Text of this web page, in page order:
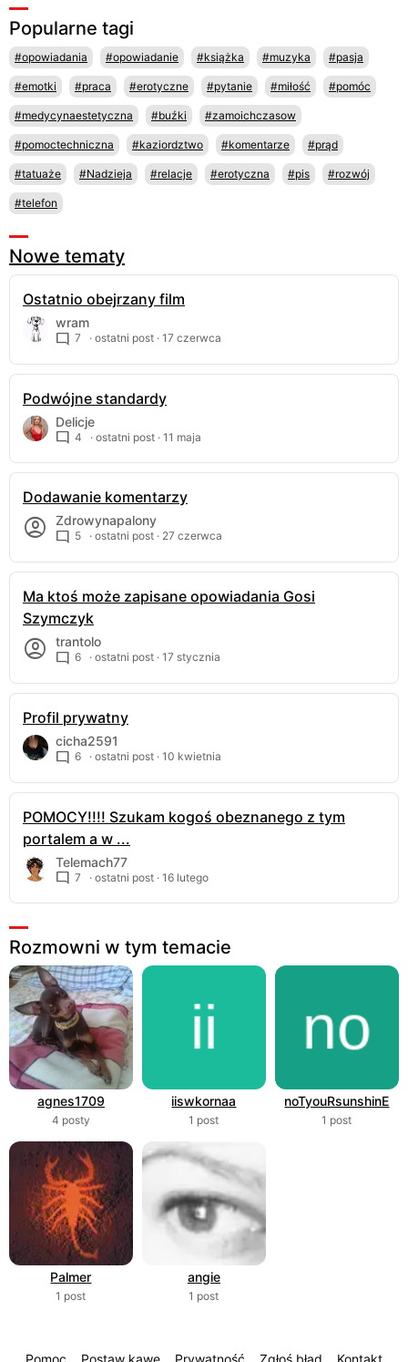
Popularne tagi
#opowiadania #opowiadanie #książka #muzyka #pasja
#emotki #praca #erotyczne #pytanie #miłość #pomóc
#medycynaestetyczna #buźki #zamoichczasow
#pomoctechniczna #kaziordztwo #komentarze #prąd
#tatuaże #Nadzieja #relacje #erotyczna #pis #rozwój
#telefon
Nowe tematy
Ostatnio obejrzany film
wram
7 · ostatni post · 17 czerwca
Podwójne standardy
Delicje
4 · ostatni post · 11 maja
Dodawanie komentarzy
Zdrowynapalony
5 · ostatni post · 27 czerwca
Ma ktoś może zapisane opowiadania Gosi
Szymczyk
trantolo
6 · ostatni post · 17 stycznia
Profil prywatny
cicha2591
6 · ostatni post · 10 kwietnia
POMOCY!!!! Szukam kogoś obeznanego z tym
portalem a w ...
Telemach77
7 · ostatni post · 16 lutego
Rozmowni w tym temacie
agnes1709
4 posty
iiswkornaa
1 post
noTyouRsunshinE
1 post
Palmer
1 post
angie
1 post